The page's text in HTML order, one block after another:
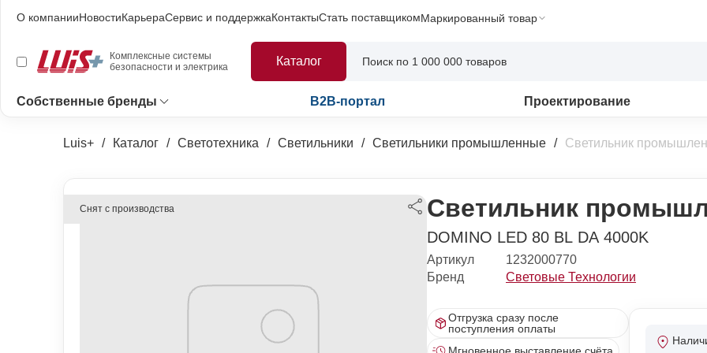
О компанииНовостиКарьераСервис и поддержкаКонтактыСтать поставщикомМаркированный товар
Комплексные системы
безопасности и электрика
Каталог
Собственные бренды B2B-портал Проектирование
Luis+ Каталог Светотехника Светильники Светильники промышленные Светильник
Снят с производства Светильник
DOMINO LED 80 BL DA 4000K
Артикул
1232000770
Бренд
Световые Технологии
Отгрузка сразу после
поступления оплаты
Мгновенное выставление счёта